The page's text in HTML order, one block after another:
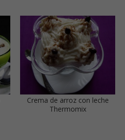
Crema de arroz con leche
Thermomix